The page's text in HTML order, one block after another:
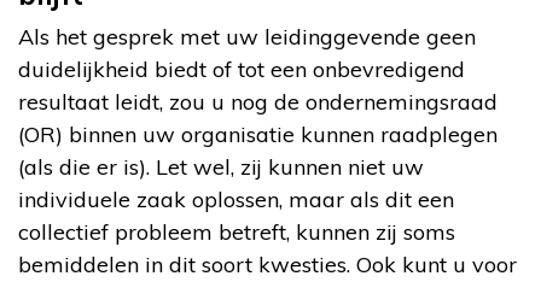
Als het gesprek met uw leidinggevende geen
duidelijkheid biedt of tot een onbevredigend
resultaat leidt, zou u nog de ondernemingsraad
(OR) binnen uw organisatie kunnen raadplegen
(als die er is). Let wel, zij kunnen niet uw
individuele zaak oplossen, maar als dit een
collectief probleem betreft, kunnen zij soms
bemiddelen in dit soort kwesties. Ook kunt u voor